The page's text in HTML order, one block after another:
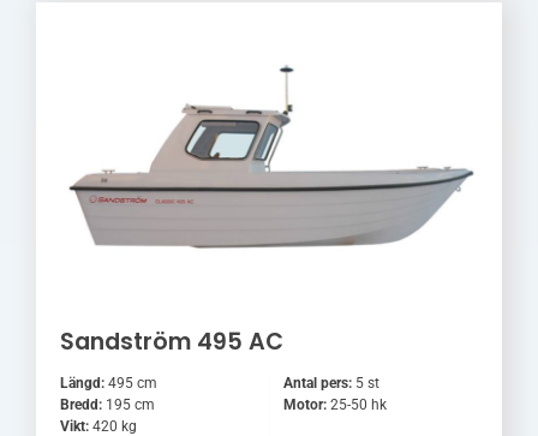
Sandström 495 AC
Längd:495 cm
Bredd:195 cm
Vikt:420 kg
Antal pers: 5 st
Motor: 25-50 hk